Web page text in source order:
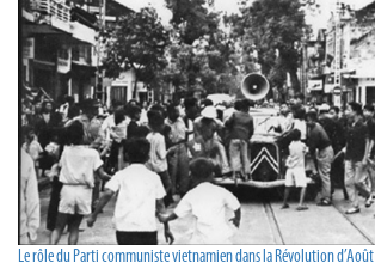
Le rôle du Parti communiste vietnamien dans la Révolution d’Août